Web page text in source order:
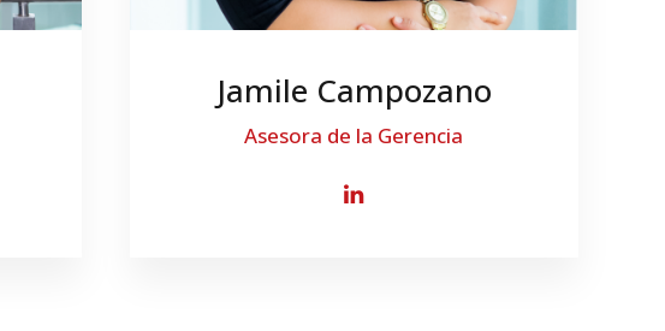
Jamile Campozano
Asesora de la Gerencia